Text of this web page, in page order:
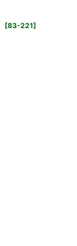
[83-221]